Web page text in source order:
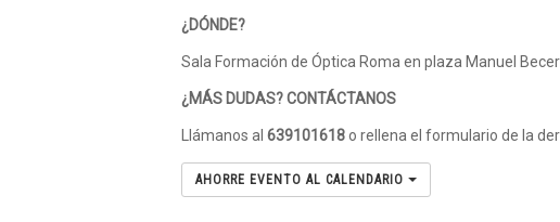
¿DÓNDE?
Sala Formación de Óptica Roma en plaza Manuel
¿MÁS DUDAS? CONTÁCTANOS
Llámanos al 639101618o rellena el formulario de la
AHORRE EVENTO AL CALENDARIO